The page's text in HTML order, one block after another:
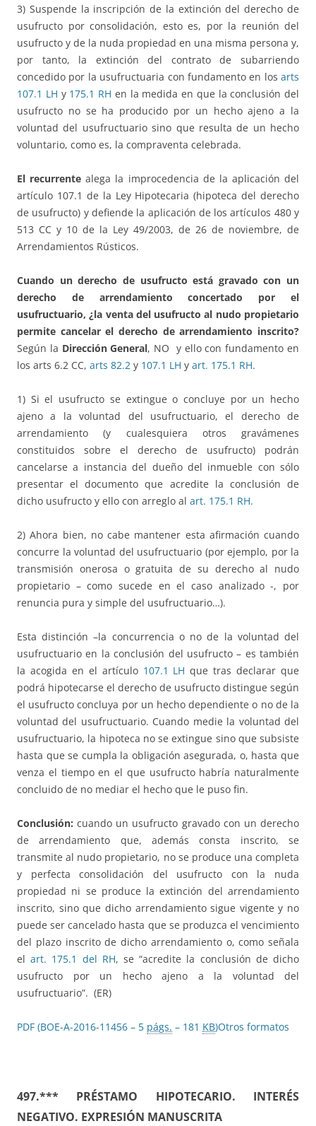
3) Suspende la inscripción de la extinción del derecho de
usufructo por consolidación, esto es, por la reunión del
usufructo y de la nuda propiedad en una misma persona y,
por tanto, la extinción del contrato de subarriendo
concedido por la usufructuaria con fundamento en los arts
107.1 LH y 175.1 RH en la medida en que la conclusión del
usufructo no se ha producido por un hecho ajeno a la
voluntad del usufructuario sino que resulta de un hecho
voluntario, como es, la compraventa celebrada.
El recurrentealega la improcedencia de la aplicación del
artículo 107.1 de la Ley Hipotecaria (hipoteca del derecho
de usufructo) y defiende la aplicación de los artículos 480 y
513 CC y 10 de la Ley 49/2003, de 26 de noviembre, de
Arrendamientos Rústicos.
Cuando un derecho de usufructo está gravado con un
derecho de arrendamiento concertado por el
usufructuario, ¿la venta del usufructo al nudo propietario
permite cancelar el derecho de arrendamiento inscrito?
Según la Dirección General, NO y ello con fundamento en
los arts 6.2 CC, arts 82.2 y 107.1 LH y art. 175.1 RH.
1) Si el usufructo se extingue o concluye por un hecho
ajeno a la voluntad del usufructuario, el derecho de
arrendamiento (y cualesquiera otros gravámenes
constituidos sobre el derecho de usufructo) podrán
cancelarse a instancia del dueño del inmueble con sólo
presentar el documento que acredite la conclusión de
dicho usufructo y ello con arreglo al art. 175.1 RH.
2) Ahora bien, no cabe mantener esta afirmación cuando
concurre la voluntad del usufructuario (por ejemplo, por la
transmisión onerosa o gratuita de su derecho al nudo
propietario – como sucede en el caso analizado -, por
renuncia pura y simple del usufructuario…).
Esta distinción –la concurrencia o no de la voluntad del
usufructuario en la conclusión del usufructo – es también
la acogida en el artículo 107.1 LH que tras declarar que
podrá hipotecarse el derecho de usufructo distingue según
el usufructo concluya por un hecho dependiente o no de la
voluntad del usufructuario. Cuando medie la voluntad del
usufructuario, la hipoteca no se extingue sino que subsiste
hasta que se cumpla la obligación asegurada, o, hasta que
venza el tiempo en el que usufructo habría naturalmente
concluido de no mediar el hecho que le puso fin.
Conclusión:cuando un usufructo gravado con un derecho
de arrendamiento que, además consta inscrito, se
transmite al nudo propietario, no se produce una completa
y perfecta consolidación del usufructo con la nuda
propiedad ni se produce la extinción del arrendamiento
inscrito, sino que dicho arrendamiento sigue vigente y no
puede ser cancelado hasta que se produzca el vencimiento
del plazo inscrito de dicho arrendamiento o, como señala
elart. 175.1 del RH, se “acredite la conclusión de dicho
usufructo por un hecho ajeno a la voluntad del
usufructuario”. (ER)
PDF (BOE-A-2016-11456 – 5 págs. – 181 KB)Otros formatos
497.*** PRÉSTAMO HIPOTECARIO. INTERÉS
NEGATIVO. EXPRESIÓN MANUSCRITA